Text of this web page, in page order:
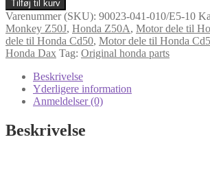
Holder
til
gear
vælger
Honda
Dax
Honda
(Nr
19)
Tilføj til kurv
Varenummer (SKU): 90023-041-010/E5-10
Monkey Z50J, Honda Z50A, Motor dele til
dele til Honda Cd50, Motor dele til Honda
Honda Dax Tag: Original honda parts
Beskrivelse
Yderligere information
Anmeldelser (0)
Beskrivelse